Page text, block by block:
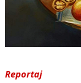
Reportaj